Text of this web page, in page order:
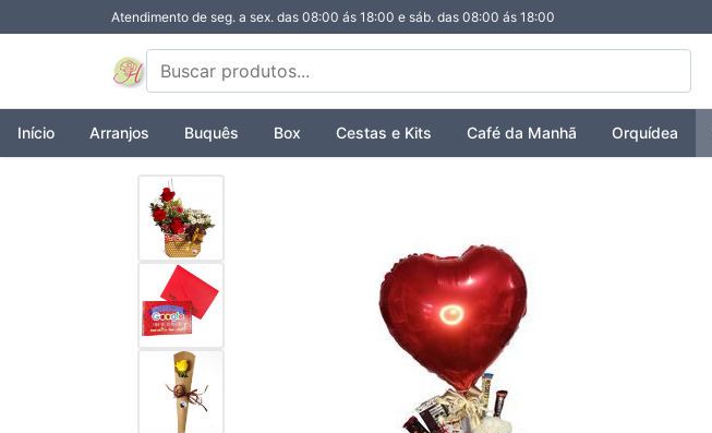
Atendimento de seg. a sex. das 08:00 ás 18:00 e sáb. das 08:00 ás 18:00
Início Arranjos Buquês Box Cestas e Kits Café da Manhã Orquídea